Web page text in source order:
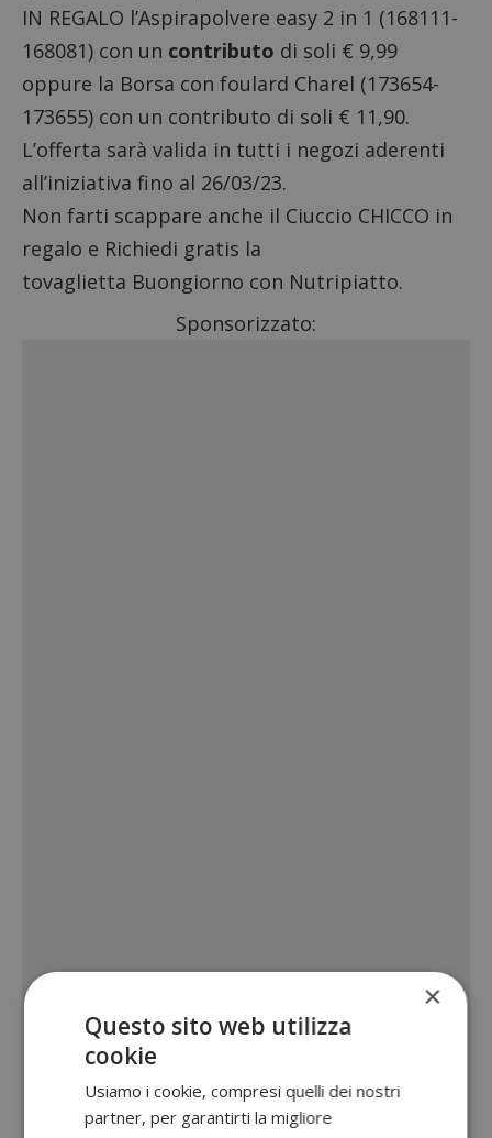
IN REGALO l’Aspirapolvere easy 2 in 1 (168111-
168081) con un contributo di soli € 9,99
oppure la Borsa con foulard Charel (173654-
173655) con un contributo di soli € 11,90.
L’offerta sarà valida in tutti i negozi aderenti
all’iniziativa fino al 26/03/23.
Non farti scappare anche il Ciuccio CHICCO in
regalo e Richiedi gratis la
tovaglietta Buongiorno con Nutripiatto.
Sponsorizzato:
×
Questo sito web utilizza
cookie
Usiamo i cookie, compresi quelli dei nostri
partner, per garantirti la migliore